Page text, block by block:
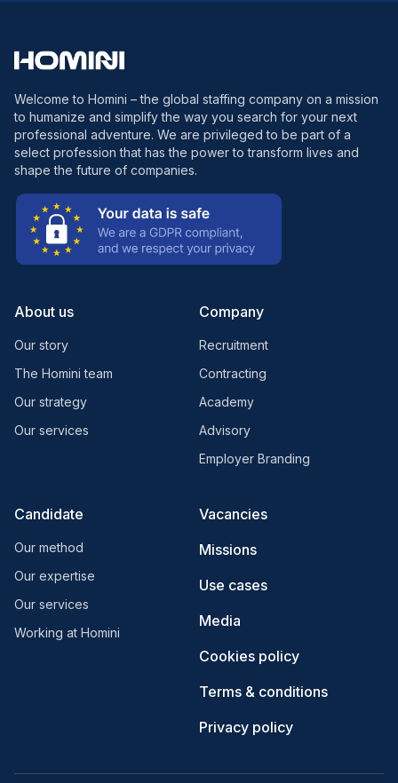
Welcome to Homini – the global staffing company on a mission
to humanize and simplify the way you search for your next
professional adventure. We are privileged to be part of a
select profession that has the power to transform lives and
shape the future of companies.
About us
Our story
The Homini team
Our strategy
Our services
Company
Recruitment
Contracting
Academy
Advisory
Employer Branding
Candidate
Our method
Our expertise
Our services
Working at Homini
Vacancies
Missions
Use cases
Media
Cookies policy
Terms & conditions
Privacy policy